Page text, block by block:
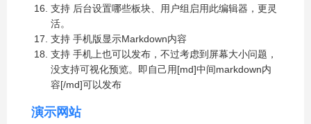
支持 后台设置哪些板块、用户组启用此编辑器，更灵
活。
支持 手机版显示Markdown内容
支持 手机上也可以发布，不过考虑到屏幕大小问题，
没支持可视化预览。即自己用[md]中间markdown内
容[/md]可以发布
演示网站